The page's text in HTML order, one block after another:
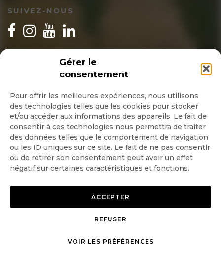
Gérer le
consentement
Pour offrir les meilleures expériences, nous utilisons
des technologies telles que les cookies pour stocker
et/ou accéder aux informations des appareils. Le fait de
consentir à ces technologies nous permettra de traiter
des données telles que le comportement de navigation
ou les ID uniques sur ce site. Le fait de ne pas consentir
ou de retirer son consentement peut avoir un effet
négatif sur certaines caractéristiques et fonctions.
ACCEPTER
REFUSER
VOIR LES PRÉFÉRENCES
SUIVEZ-NOUS
INSCRIPTION NEWSLETTER
Quotidienne
Hebdo
OK
Politique de confidentialité